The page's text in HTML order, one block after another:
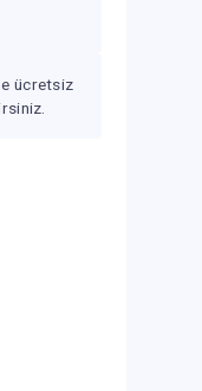
ücretsiz